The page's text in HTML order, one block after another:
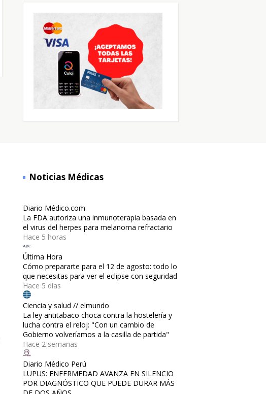
Noticias Médicas
Diario Médico.com
La FDA autoriza una inmunoterapia basada en
el virus del herpes para melanoma refractario
Hace 5 horas
Última Hora
Cómo prepararte para el 12 de agosto: todo lo
que necesitas para ver el eclipse con seguridad
Hace 5 días
Ciencia y salud // elmundo
La ley antitabaco choca contra la hostelería y
lucha contra el reloj: "Con un cambio de
Gobierno volveríamos a la casilla de partida"
Hace 2 semanas
Diario Médico Perú
LUPUS: ENFERMEDAD AVANZA EN SILENCIO
POR DIAGNÓSTICO QUE PUEDE DURAR MÁS